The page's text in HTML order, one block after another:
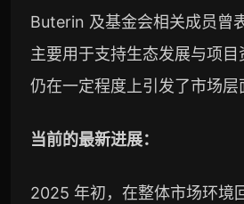
Buterin 及基金会相关成员曾
主要用于支持生态发展与项
仍在一定程度上引发了市场层
当前的最新进展：
2025 年初，在整体市场环境